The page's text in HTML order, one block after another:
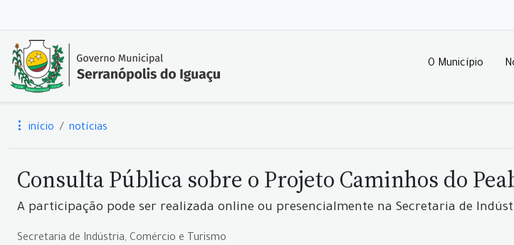
O Município
início notícias
Consulta Pública sobre o Projeto Caminhos do
A participação pode ser realizada online ou presencialmente na Secretaria de
Secretaria de Indústria, Comércio e Turismo